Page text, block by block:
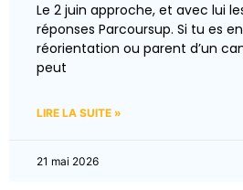
Le 2 juin approche, et avec lui
réponses Parcoursup. Si tu es
réorientation ou parent d’un
peut
LIRE LA SUITE »
21 mai 2026